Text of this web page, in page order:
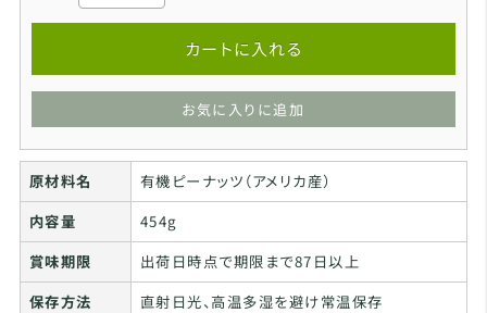
カートに入れる
お気に入りに追加
原材料名
有機ピーナッツ（アメリカ産）
内容量
454g
賞味期限
出荷日時点で期限まで87日以上
保存方法
直射日光、高温多湿を避け常温保存